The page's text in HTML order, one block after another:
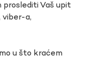
Vaš upit
viber-a,
u što kraćem